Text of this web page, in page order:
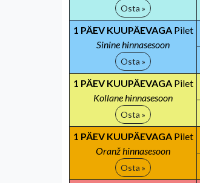
Osta »
1 PÄEV KUUPÄEVAGAPilet
Sinine hinnasesoon
Osta »
1 PÄEV KUUPÄEVAGAPilet
Kollane hinnasesoon
Osta »
1 PÄEV KUUPÄEVAGAPilet
Oranž hinnasesoon
Osta »